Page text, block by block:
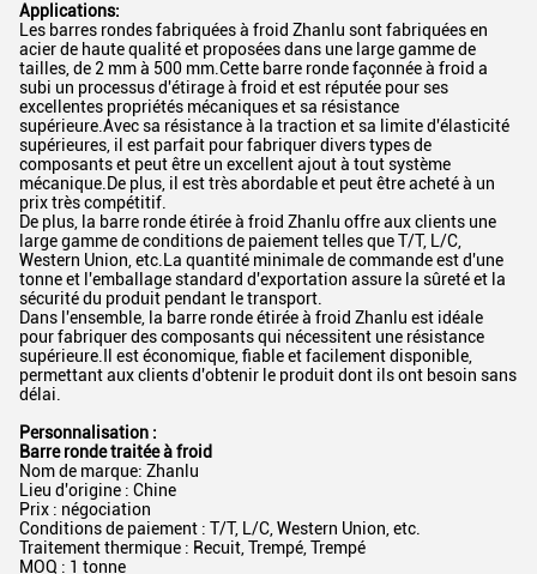
Applications:
Les barres rondes fabriquées à froid Zhanlu sont fabriquées en
acier de haute qualité et proposées dans une large gamme de
tailles, de 2 mm à 500 mm.Cette barre ronde façonnée à froid a
subi un processus d'étirage à froid et est réputée pour ses
excellentes propriétés mécaniques et sa résistance
supérieure.Avec sa résistance à la traction et sa limite d'élasticité
supérieures, il est parfait pour fabriquer divers types de
composants et peut être un excellent ajout à tout système
mécanique.De plus, il est très abordable et peut être acheté à un
prix très compétitif.
De plus, la barre ronde étirée à froid Zhanlu offre aux clients une
large gamme de conditions de paiement telles que T/T, L/C,
Western Union, etc.La quantité minimale de commande est d'une
tonne et l'emballage standard d'exportation assure la sûreté et la
sécurité du produit pendant le transport.
Dans l'ensemble, la barre ronde étirée à froid Zhanlu est idéale
pour fabriquer des composants qui nécessitent une résistance
supérieure.Il est économique, fiable et facilement disponible,
permettant aux clients d'obtenir le produit dont ils ont besoin sans
délai.
Personnalisation :
Barre ronde traitée à froid
Nom de marque: Zhanlu
Lieu d'origine : Chine
Prix ​​: négociation
Conditions de paiement : T/T, L/C, Western Union, etc.
Traitement thermique : Recuit, Trempé, Trempé
MOQ : 1 tonne